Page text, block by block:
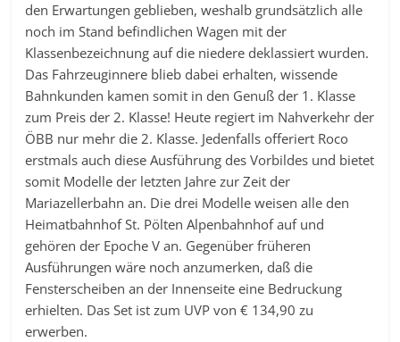
den Erwartungen geblieben, weshalb grundsätzlich alle
noch im Stand befindlichen Wagen mit der
Klassenbezeichnung auf die niedere deklassiert wurden.
Das Fahrzeuginnere blieb dabei erhalten, wissende
Bahnkunden kamen somit in den Genuß der 1. Klasse
zum Preis der 2. Klasse! Heute regiert im Nahverkehr der
ÖBB nur mehr die 2. Klasse. Jedenfalls offeriert Roco
erstmals auch diese Ausführung des Vorbildes und bietet
somit Modelle der letzten Jahre zur Zeit der
Mariazellerbahn an. Die drei Modelle weisen alle den
Heimatbahnhof St. Pölten Alpenbahnhof auf und
gehören der Epoche V an. Gegenüber früheren
Ausführungen wäre noch anzumerken, daß die
Fensterscheiben an der Innenseite eine Bedruckung
erhielten. Das Set ist zum UVP von € 134,90 zu
erwerben.